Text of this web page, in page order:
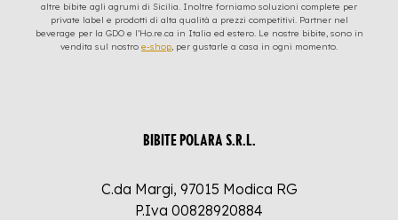
altre bibite agli agrumi di Sicilia. Inoltre forniamo soluzioni complete per
private label e prodotti di alta qualità a prezzi competitivi. Partner nel
beverage per la GDO e l’Ho.re.ca in Italia ed estero. Le nostre bibite, sono in
vendita sul nostro e-shop, per gustarle a casa in ogni momento.
BIBITE POLARA S.R.L.
C.da Margi, 97015 Modica RG
P.Iva 00828920884